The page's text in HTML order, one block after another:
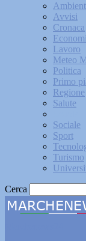
Avvisi
Cronaca
Lavoro
Meteo
Politica
Primo
Regione
Salute
Sociale
Sport
Turismo
Cerca